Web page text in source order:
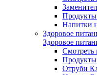
Продукты
Напитки
Здоровое
Здоровое
Смотреть
Продукты
Отруби